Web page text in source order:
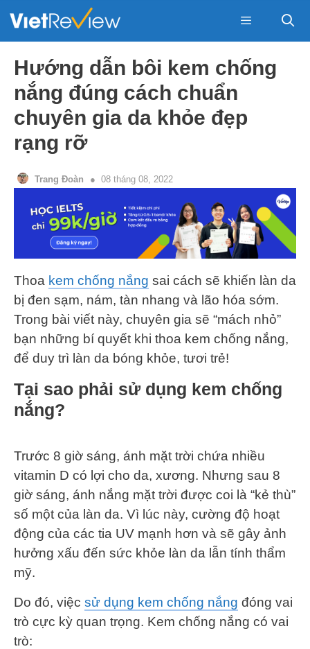
Menu
Hướng dẫn bôi kem chống
nắng đúng cách chuẩn
chuyên gia da khỏe đẹp
rạng rỡ
Trang Đoàn 08 tháng 08, 2022
Thoa kem chống nắng sai cách sẽ khiến làn da
bị đen sạm, nám, tàn nhang và lão hóa sớm.
Trong bài viết này, chuyên gia sẽ “mách nhỏ”
bạn những bí quyết khi thoa kem chống nắng,
để duy trì làn da bóng khỏe, tươi trẻ!
Tại sao phải sử dụng kem chống
nắng?
Trước 8 giờ sáng, ánh mặt trời chứa nhiều
vitamin D có lợi cho da, xương. Nhưng sau 8
giờ sáng, ánh nắng mặt trời được coi là “kẻ thù”
số một của làn da. Vì lúc này, cường độ hoạt
động của các tia UV mạnh hơn và sẽ gây ảnh
hưởng xấu đến sức khỏe làn da lẫn tính thẩm
mỹ.
Do đó, việc sử dụng kem chống nắng đóng vai
trò cực kỳ quan trọng. Kem chống nắng có vai
trò: